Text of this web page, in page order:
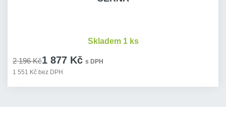
2 196 Kč1 877 Kč s DPH
1 551 Kč bez DPH
Skladem 1 ks